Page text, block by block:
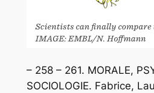
– 258 – 261. MORALE,
SOCIOLOGIE. Fabrice,